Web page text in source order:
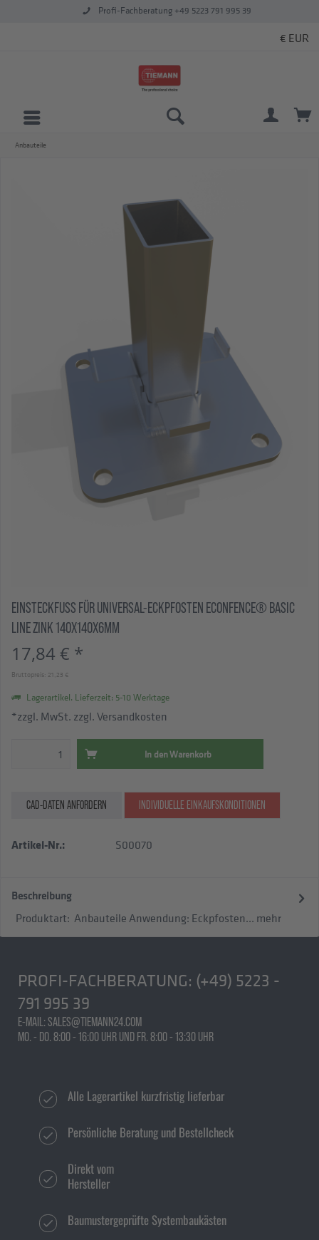
Profi-Fachberatung +49 5223 791 995 39
Anbauteile
EINSTECKFUSS FÜR UNIVERSAL-ECKPFOSTEN ECONFENCE® BASIC L
INE ZINK 140X140X6MM
17,84 € *
Bruttopreis: 21,23 €
Lagerartikel. Lieferzeit: 5-10 Werktage
*zzgl. MwSt. zzgl. Versandkosten
In denWarenkorb
CAD-DATEN ANFORDERN INDIVIDUELLE EINKAUFSKONDITIONEN
Artikel-Nr.: S00070
Beschreibung
Produktart: Anbauteile Anwendung: Eckpfosten... mehr
PROFI-FACHBERATUNG: (+49) 5223 -
791 995 39
E-MAIL: SALES@TIEMANN24.COM
MO. - DO. 8:00 - 16:00 UHR UND FR. 8:00 - 13:30 UHR
Alle Lagerartikel kurzfristig lieferbar
Persönliche Beratung und Bestellcheck
Direkt vom
Hersteller
Baumustergeprüfte Systembaukästen